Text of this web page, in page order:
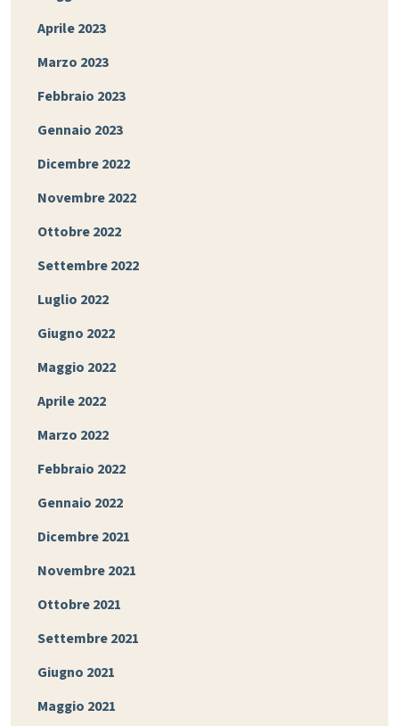
Aprile 2023
Marzo 2023
Febbraio 2023
Gennaio 2023
Dicembre 2022
Novembre 2022
Ottobre 2022
Settembre 2022
Luglio 2022
Giugno 2022
Maggio 2022
Aprile 2022
Marzo 2022
Febbraio 2022
Gennaio 2022
Dicembre 2021
Novembre 2021
Ottobre 2021
Settembre 2021
Giugno 2021
Maggio 2021